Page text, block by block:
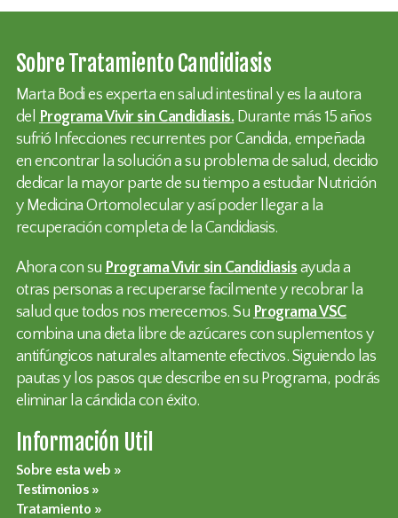
Sobre Tratamiento Candidiasis
Marta Bodi es experta en salud intestinal y es la autora
del
Programa Vivir sin Candidiasis. Durante más 15 años
sufrió Infecciones recurrentes por Candida, empeñada
en encontrar la solución a su problema de salud, decidio
dedicar la mayor parte de su tiempo a estudiar Nutrición
y Medicina Ortomolecular y así poder llegar a la
recuperación completa de la Candidiasis.
Ahora con su Programa Vivir sin Candidiasis ayuda a
otras personas a recuperarse facilmente y recobrar la
salud que todos nos merecemos. Su Programa VSC
combina una dieta libre de azúcares con suplementos y
antifúngicos naturales altamente efectivos. Siguiendo las
pautas y los pasos que describe en su Programa, podrás
eliminar la cándida con éxito.
Información Util
Sobre esta web
Testimonios
Tratamiento